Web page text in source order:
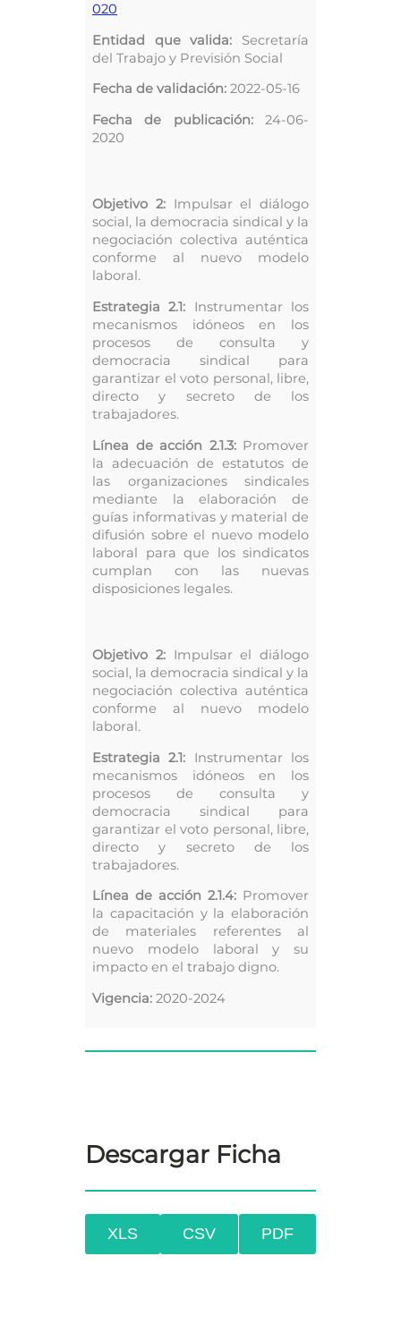
020
Entidad que valida: Secretaría
del Trabajo y Previsión Social
Fecha de validación: 2022-05-16
Fecha de publicación:24-06-
2020
Objetivo 2:Impulsar el diálogo
social, la democracia sindical y la
negociación colectiva auténtica
conforme al nuevo modelo
laboral.
Estrategia 2.1: Instrumentar los
mecanismos idóneos en los
procesos de consulta y
democracia sindical para
garantizar el voto personal, libre,
directo y secreto de los
trabajadores.
Línea de acción 2.1.3:Promover
la adecuación de estatutos de
las organizaciones sindicales
mediante la elaboración de
guías informativas y material de
difusión sobre el nuevo modelo
laboral para que los sindicatos
cumplan con las nuevas
disposiciones legales.
Objetivo 2:Impulsar el diálogo
social, la democracia sindical y la
negociación colectiva auténtica
conforme al nuevo modelo
laboral.
Estrategia 2.1: Instrumentar los
mecanismos idóneos en los
procesos de consulta y
democracia sindical para
garantizar el voto personal, libre,
directo y secreto de los
trabajadores.
Línea de acción 2.1.4: Promover
la capacitación y la elaboración
de materiales referentes al
nuevo modelo laboral y su
impacto en el trabajo digno.
Vigencia: 2020-2024
Descargar Ficha
XLS CSV PDF